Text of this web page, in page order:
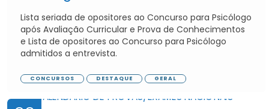
Lista seriada de opositores ao Concurso para Psicólogo
após Avaliação Curricular e Prova de Conhecimentos
e Lista de opositores ao Concurso para Psicólogo
admitidos a entrevista.
CONCURSOS DESTAQUE GERAL